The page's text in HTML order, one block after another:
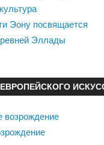
Эону посвящается
Эллады
возрождение